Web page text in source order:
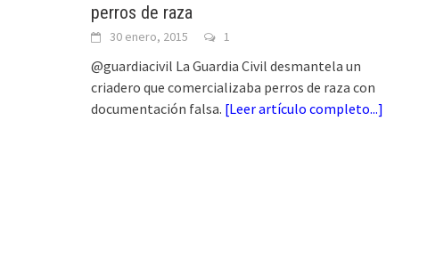
perros de raza
30 enero, 2015 1
@guardiacivil La Guardia Civil desmantela un
criadero que comercializaba perros de raza con
documentación falsa. [Leer artículo completo...]